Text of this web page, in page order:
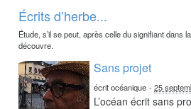
Écrits d’herbe...
Étude, s’il se peut, après celle du signifiant dans
découvre.
Sans projet
écrit océanique -25
L’océan écrit sans